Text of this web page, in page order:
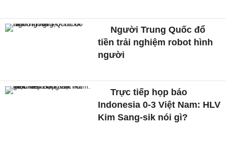
Người Trung Quốc đổ
tiền trải nghiệm robot hình
người
Trực tiếp họp báo
Indonesia 0-3 Việt Nam: HLV
Kim Sang-sik nói gì?